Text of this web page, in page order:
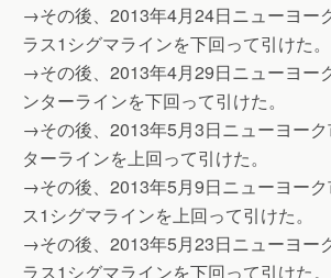
→その後、2013年4月24日ニューヨー
ラス1シグマラインを下回って引けた。
→その後、2013年4月29日ニューヨー
ンターラインを下回って引けた。
→その後、2013年5月3日ニューヨー
ターラインを上回って引けた。
→その後、2013年5月9日ニューヨー
ス1シグマラインを上回って引けた。
→その後、2013年5月23日ニューヨー
ラス1シグマラインを下回って引けた。